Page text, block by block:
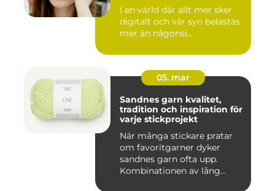
I en värld där allt mer sker
digitalt och vår syn belastas
mer än någonsi...
05. mar
Sandnes garn kvalitet,
tradition och inspiration för
varje stickprojekt
När många stickare pratar
om favoritgarner dyker
sandnes garn ofta upp.
Kombinationen av lång